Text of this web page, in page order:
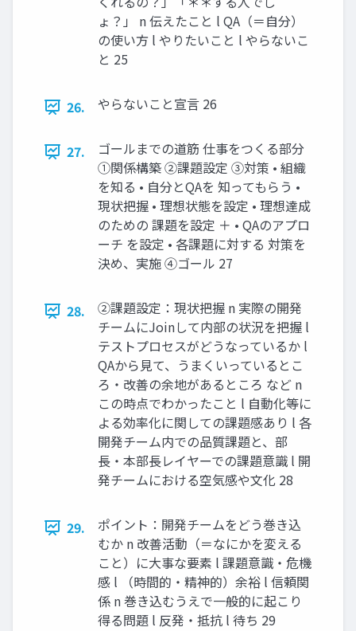
ょ？」 n 伝えたこと l QA（＝自分）
の使い方 l やりたいこと l やらないこ
と 25
26. やらないこと宣言 26
27.
ゴールまでの道筋 仕事をつくる部分
①関係構築 ②課題設定 ③対策 • 組織
を知る • 自分とQAを 知ってもらう •
現状把握 • 理想状態を設定 • 理想達成
のための 課題を設定 ＋ • QAのアプロ
ーチ を設定 • 各課題に対する 対策を
決め、実施 ④ゴール 27
28.
②課題設定：現状把握 n 実際の開発
チームにJoinして内部の状況を把握 l
テストプロセスがどうなっているか l
QAから見て、うまくいっているとこ
ろ・改善の余地があるところ など n
この時点でわかったこと l 自動化等に
よる効率化に関しての課題感あり l 各
開発チーム内での品質課題と、部
長・本部長レイヤーでの課題意識 l 開
発チームにおける空気感や文化 28
29.
ポイント：開発チームをどう巻き込
むか n 改善活動（＝なにかを変える
こと）に大事な要素 l 課題意識・危機
感 l （時間的・精神的）余裕 l 信頼関
係 n 巻き込むうえで一般的に起こり
得る問題 l 反発・抵抗 l 待ち 29